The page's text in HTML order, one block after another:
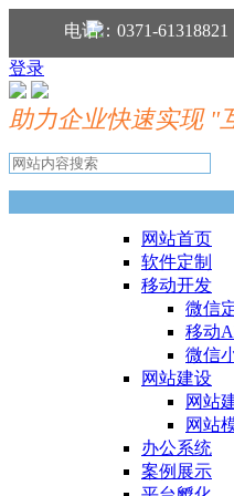
分享到：电话：0371-61318821
登录
助力企业快速实现 "
网站首页
软件定制
移动开发
微信
移动
微信
网站建设
网站
网站
办公系统
案例展示